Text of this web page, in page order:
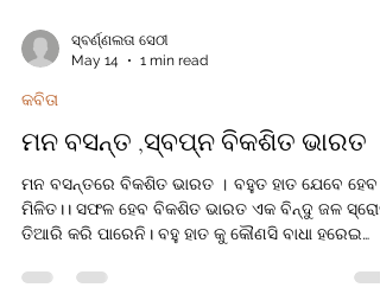
ମନରେ ସାଇତି.. ଆଜି ଆମେ ବଞ୍ଚିଛୁ। ସବୁ ଭାସିଗଲା ସମୟ
ସୁଅରେ, ମନ ଆମ ହାରିଗଲା ବିଚ୍ଛେଦ ବାଜିରେ.. ହୃଦୟ
ଆମ ସମ୍ପର୍କ ଡୋରିରେ। ଛାତିକୁ ପଥର କରିଦେଇ, ବିରହ ସୁଅ
ସ୍ବର୍ଣ୍ଣଲତା ସେଠୀ
May 14
1 min read
କବିତା
ମନ ବସନ୍ତ ,ସ୍ବପ୍ନ ବିକଶିତ ଭାରତ
ମନ ବସନ୍ତରେ ବିକଶିତ ଭାରତ । ବହୁତ ହାତ ଯେବେ ହେବ
ମିଳିତ।। ସଫଳ ହେବ ବିକଶିତ ଭାରତ ଏକ ବିନ୍ଦୁ ଜଳ ସ୍ରୋତ
ତିଆରି କରି ପାରେନି। ବହୁ ହାତ କୁ କୌଣସି ବାଧା ହରେଇ
ସହିତ ଦିକ୍ଷା ଓ ସଂସାର ମନରେ ଖେଳିବ।। ଯେବେ ବିଜ୍ଞାନ